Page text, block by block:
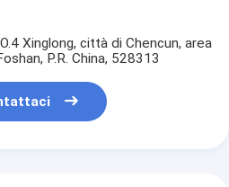
Xinglong, città di Chencun, area
P.R. China, 528313